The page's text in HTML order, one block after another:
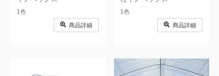
1色
商品詳細
1色
商品詳細